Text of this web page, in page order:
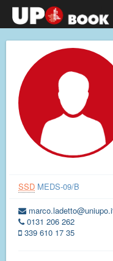
SSD MEDS-09/B
0131 206 262
339 610 17 35